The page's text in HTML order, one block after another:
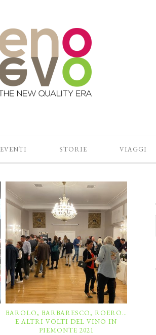
EVENTI STORIE VIAGGI
BAROLO, BARBARESCO, ROERO…
E ALTRI VOLTI DEL VINO IN
PIEMONTE 2021